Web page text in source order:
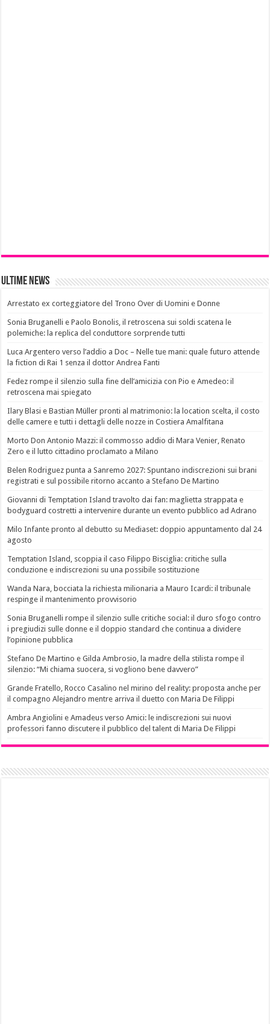
Ultime News
Arrestato ex corteggiatore del Trono Over di Uomini e Donne
Sonia Bruganelli e Paolo Bonolis, il retroscena sui soldi scatena le
polemiche: la replica del conduttore sorprende tutti
Luca Argentero verso l’addio a Doc – Nelle tue mani: quale futuro attende
la fiction di Rai 1 senza il dottor Andrea Fanti
Fedez rompe il silenzio sulla fine dell’amicizia con Pio e Amedeo: il
retroscena mai spiegato
Ilary Blasi e Bastian Müller pronti al matrimonio: la location scelta, il costo
delle camere e tutti i dettagli delle nozze in Costiera Amalfitana
Morto Don Antonio Mazzi: il commosso addio di Mara Venier, Renato
Zero e il lutto cittadino proclamato a Milano
Belen Rodriguez punta a Sanremo 2027: Spuntano indiscrezioni sui brani
registrati e sul possibile ritorno accanto a Stefano De Martino
Giovanni di Temptation Island travolto dai fan: maglietta strappata e
bodyguard costretti a intervenire durante un evento pubblico ad Adrano
Milo Infante pronto al debutto su Mediaset: doppio appuntamento dal 24
agosto
Temptation Island, scoppia il caso Filippo Bisciglia: critiche sulla
conduzione e indiscrezioni su una possibile sostituzione
Wanda Nara, bocciata la richiesta milionaria a Mauro Icardi: il tribunale
respinge il mantenimento provvisorio
Sonia Bruganelli rompe il silenzio sulle critiche social: il duro sfogo contro
i pregiudizi sulle donne e il doppio standard che continua a dividere
l’opinione pubblica
Stefano De Martino e Gilda Ambrosio, la madre della stilista rompe il
silenzio: “Mi chiama suocera, si vogliono bene davvero”
Grande Fratello, Rocco Casalino nel mirino del reality: proposta anche per
il compagno Alejandro mentre arriva il duetto con Maria De Filippi
Ambra Angiolini e Amadeus verso Amici: le indiscrezioni sui nuovi
professori fanno discutere il pubblico del talent di Maria De Filippi